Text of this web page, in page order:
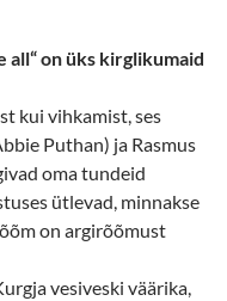
all“ on üks kirglikumaid
kui vihkamist, ses
Puthan) ja Rasmus
oma tundeid
ütlevad, minnakse
on argirõõmust
vesiveski väärika,